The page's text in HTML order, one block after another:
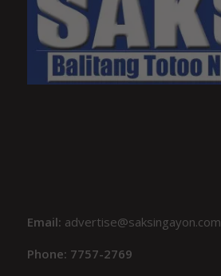
Email: advertise@saksingayon.com
Phone: 7757-2769